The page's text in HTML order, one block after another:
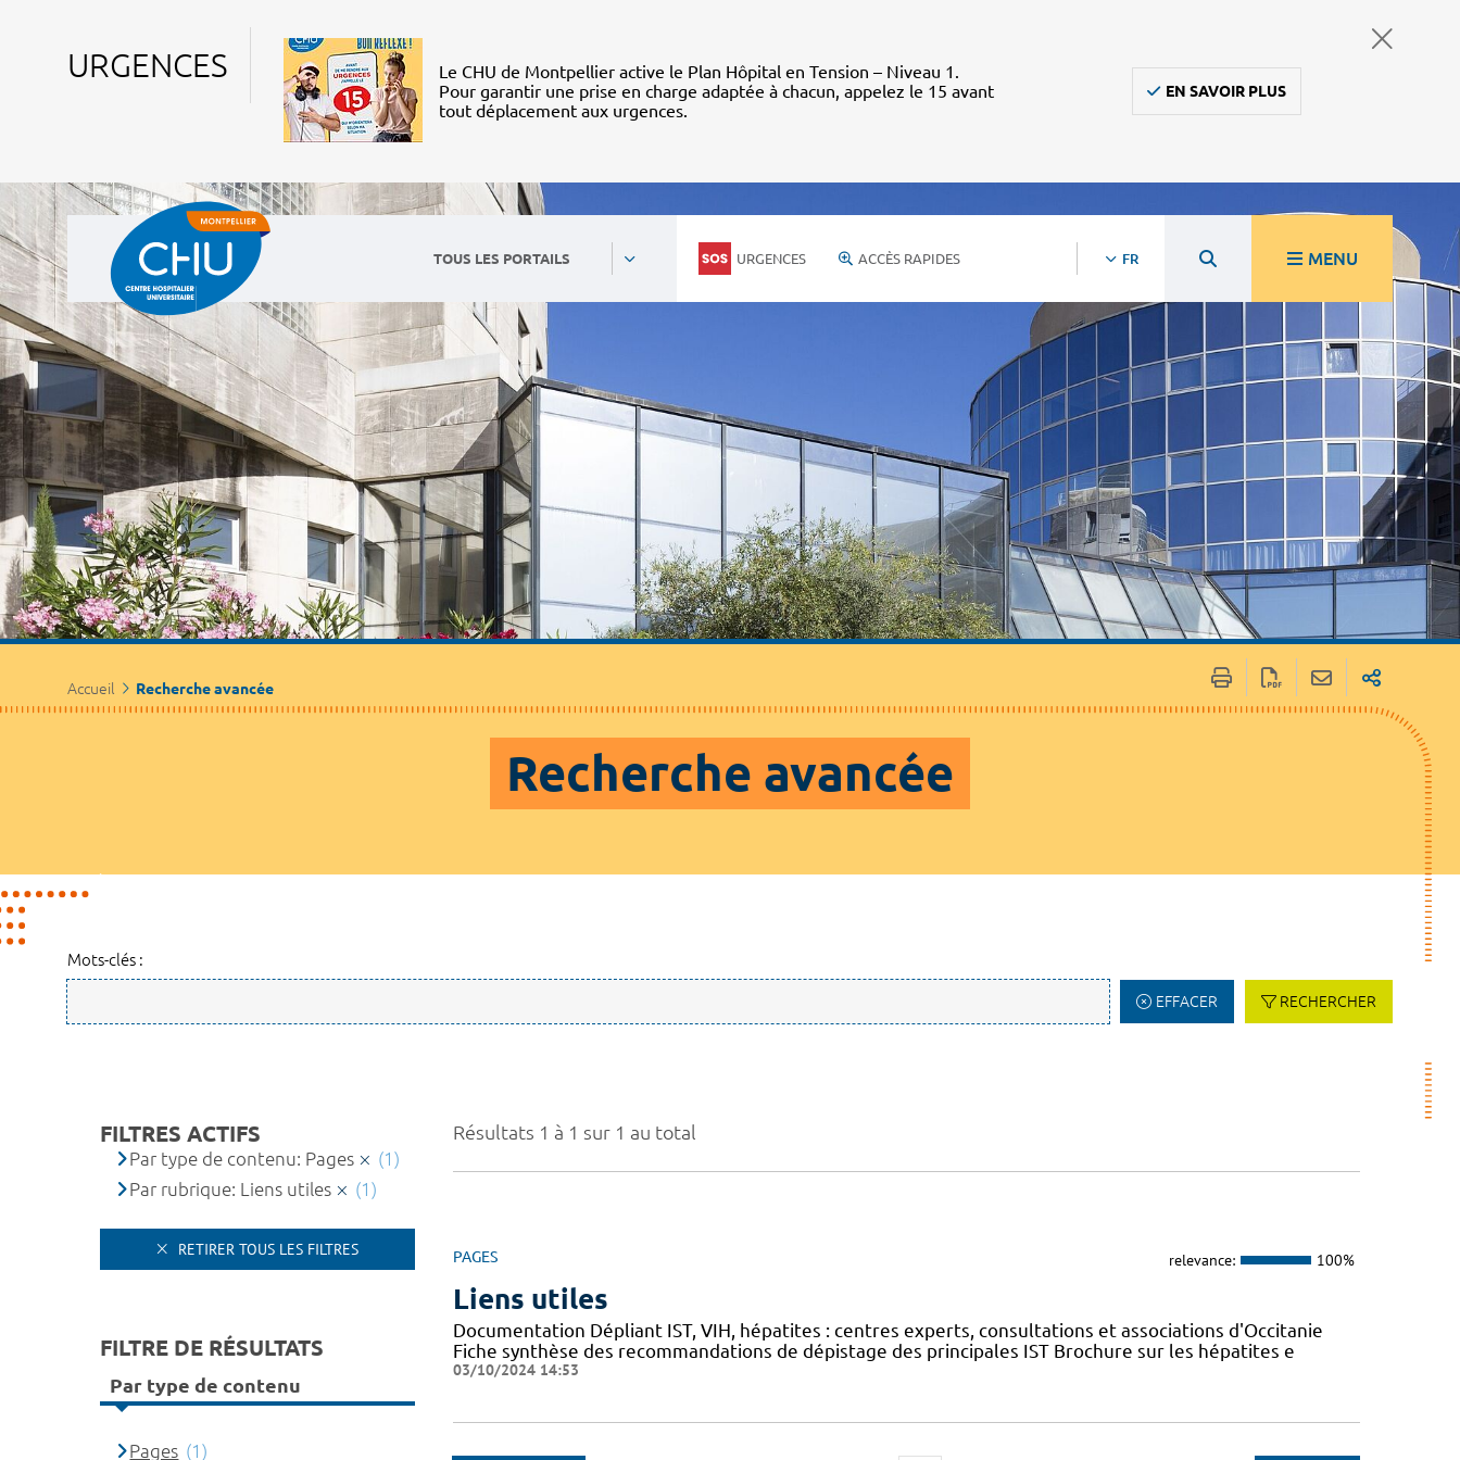
URGENCES
Le CHU de Montpellier active le Plan Hôpital en Tension – Niveau 1.
Pour garantir une prise en charge adaptée à chacun, appelez le 15 avant
tout déplacement aux urgences.
EN SAVOIR PLUS
TOUS LES PORTAILS URGENCES ACCÈS RAPIDES FR MENU
Accueil Recherche avancée
Recherche avancée
Mots-clés :
EFFACER RECHERCHER
Résultats 1 à 1 sur 1 au total
PAGES relevance: 100%
Liens utiles
Documentation Dépliant IST, VIH, hépatites : centres experts, consultations et associations d'Occitanie
Fiche synthèse des recommandations de dépistage des principales IST Brochure sur les hépatites e
03/10/2024 14:53
FILTRES ACTIFS
Par type de contenu: Pages
(1)
Par rubrique: Liens utiles
(1)
RETIRER TOUS LES FILTRES
FILTRE DE RÉSULTATS
Par type de contenu
Pages (1)